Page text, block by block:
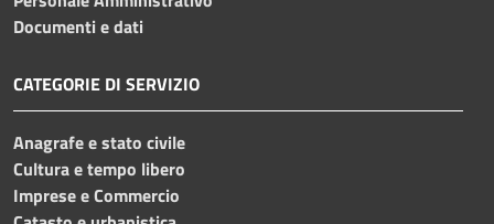
Documenti e dati
CATEGORIE DI SERVIZIO
Anagrafe e stato civile
Cultura e tempo libero
Imprese e Commercio